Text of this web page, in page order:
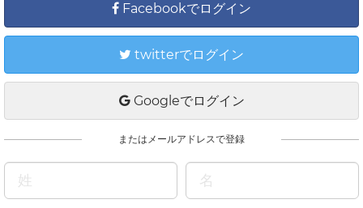
Facebookでログイン
twitterでログイン
Googleでログイン
またはメールアドレスで登録